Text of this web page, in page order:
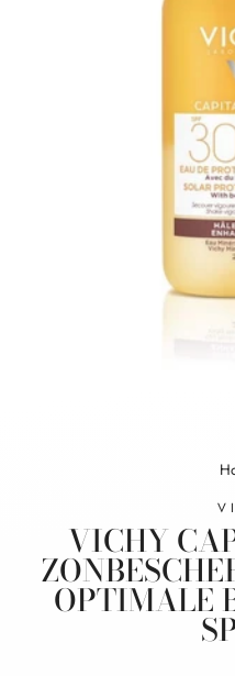
VICHY
OPTIMALE